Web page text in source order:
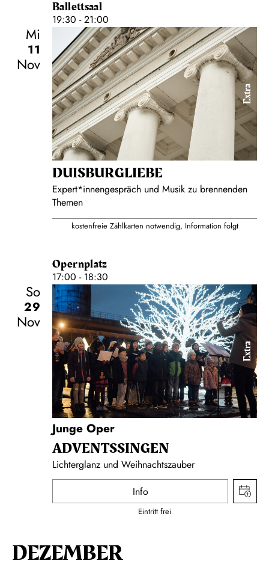
Ballettsaal
19:30 - 21:00
Mi
11
Nov
Extra
DUISBURG­LIEBE
Expert*innengespräch und Musik zu brennenden
Themen
kostenfreie Zählkarten notwendig, Information folgt
Opernplatz
17:00 - 18:30
So
29
Nov
Extra
Junge Oper
ADVENTS­SINGEN
Lichterglanz und Weihnachtszauber
Info
Eintritt frei
DEZEMBER